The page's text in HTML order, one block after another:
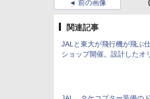
前の画像
関連記事
JALと東大が飛行機が飛ぶ
ショップ開催。設計したオ